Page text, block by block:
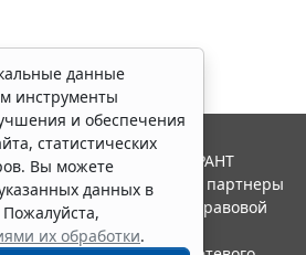
данные
инструменты
и обеспечения
статистических
Вы можете
данных в
Пожалуйста,
их обработки.
2026. Система ГАРАНТ
Компания "Гарант" и ее партнеры
Российской ассоциации правовой